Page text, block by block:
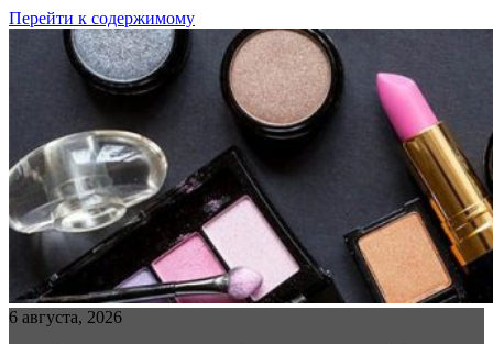
Перейти к содержимому
6 августа, 2026